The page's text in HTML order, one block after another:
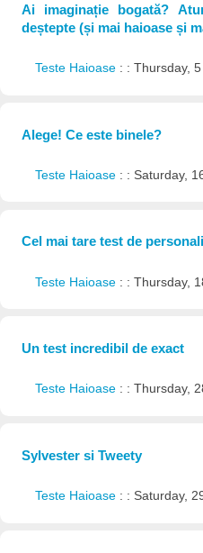
Ai imaginație bogată?
deștepte (și mai haioase și
Teste Haioase : : Thursday,
Alege! Ce este binele?
Teste Haioase : : Saturday,
Cel mai tare test de
Teste Haioase : : Thursday,
Un test incredibil de exact
Teste Haioase : : Thursday,
Sylvester si Tweety
Teste Haioase : : Saturday,